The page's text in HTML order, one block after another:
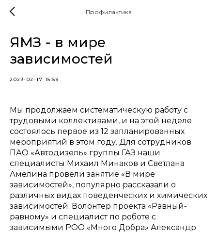
Профилактика
ЯМЗ - в мире
зависимостей
2023-02-17 15:59
Мы продолжаем систематическую работу с
трудовыми коллективами, и на этой неделе
состоялось первое из 12 запланированных
мероприятий в этом году. Для сотрудников
ПАО «Автодизель» группы ГАЗ наши
специалисты Михаил Минаков и Светлана
Амелина провели занятие «В мире
зависимостей», популярно рассказали о
различных видах поведенческих и химических
зависимостей. Волонтер проекта «Равный-
равному» и специалист по роботе с
зависимыми РОО «Много Добра» Александр